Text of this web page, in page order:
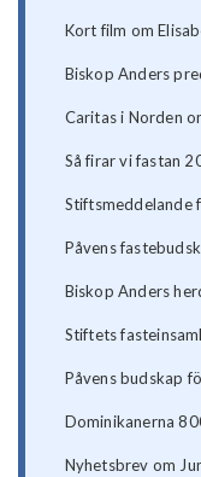
Kort film om
Biskop Anders
Caritas i Norden
Så firar vi fastan
Stiftsmeddelande
Påvens
Biskop Anders
Stiftets
Påvens budskap
Dominikanerna
Nyhetsbrev om